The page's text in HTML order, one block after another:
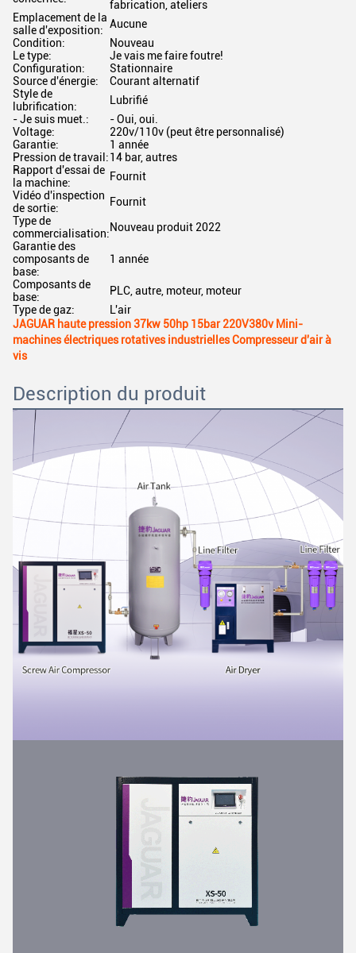
fabrication, ateliers
Emplacement de la
salle d'exposition: Aucune
Condition:
Nouveau
Le type:
Je vais me faire foutre!
Configuration:
Stationnaire
Source d'énergie:
Courant alternatif
Style de
lubrification:
Lubrifié
- Je suis muet.:
- Oui, oui.
Voltage:
220v/110v (peut être personnalisé)
Garantie:
1 année
Pression de travail:14 bar, autres
Rapport d'essai de
la machine:
Fournit
Vidéo d'inspection
de sortie:
Fournit
Type de
commercialisation:Nouveau produit 2022
Garantie des
composants de
base:
1 année
Composants de
base:
PLC, autre, moteur, moteur
Type de gaz:
L'air
JAGUAR haute pression 37kw 50hp 15bar 220V380v Mini-
machines électriques rotatives industrielles Compresseur d'air à
vis
Description du produit